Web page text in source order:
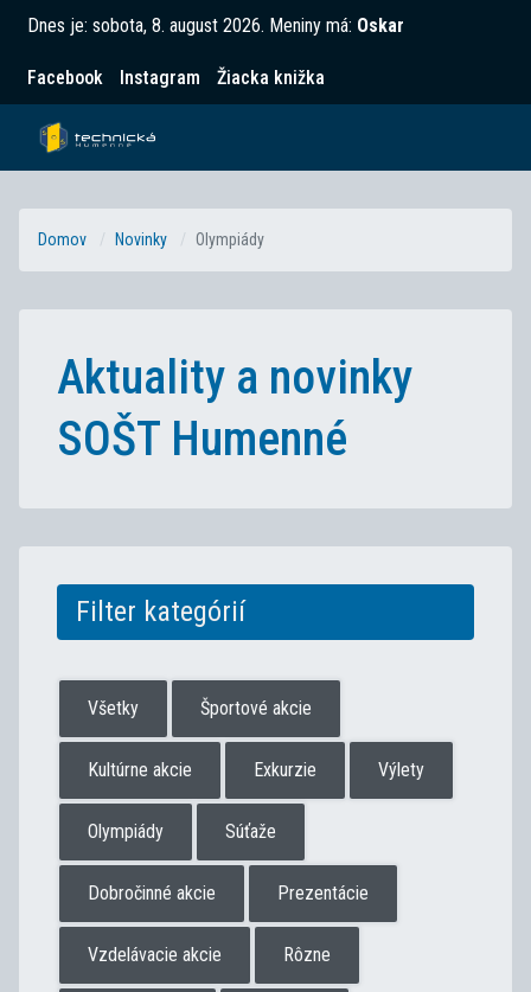
Dnes je: sobota, 8. august 2026. Meniny má: Oskar
Facebook Instagram Žiacka knižka
Domov Novinky Olympiády
Aktuality a novinky
SOŠT Humenné
Filter kategórií
Všetky Športové akcie
Kultúrne akcie Exkurzie Výlety
Olympiády Súťaže
Dobročinné akcie Prezentácie
Vzdelávacie akcie Rôzne